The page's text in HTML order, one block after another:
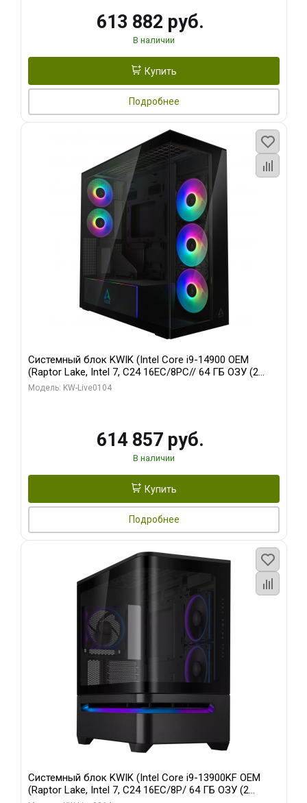
613 882 руб.
В наличии
Купить
Подробнее
Системный блок KWIK (Intel Core i9-14900 OEM
(Raptor Lake, Intel 7, C24 16EC/8PC// 64 ГБ ОЗУ (2
модуля)/ Afox RTX4090 24GB GDDR6X 384-Bit 3xDP
Модель: KW-Live0104
614 857 руб.
В наличии
Купить
Подробнее
Системный блок KWIK (Intel Core i9-13900KF OEM
(Raptor Lake, Intel 7, C24 16EC/8P/ 64 ГБ ОЗУ (2